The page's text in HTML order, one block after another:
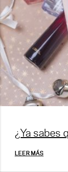
¿Ya sabes
LEER MÁS